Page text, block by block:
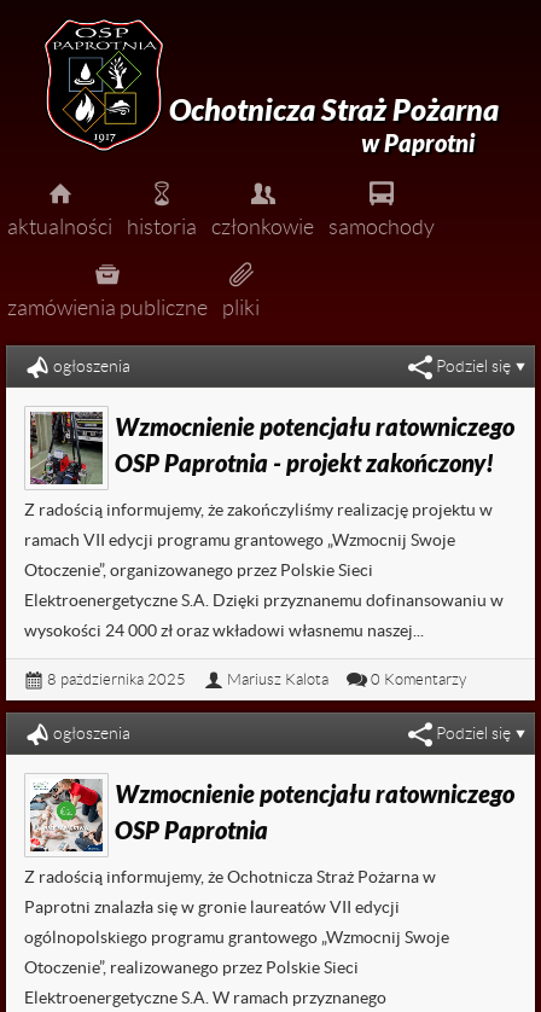
Ochotnicza Straż Pożarna
w Paprotni

aktualności
 pożary
 miejscowe zagrożenia
 ćwiczenia
 zawody
 uroczystości
 ogłoszenia
 fałszywe alarmy

historia

członkowie

 dołącz do nas!

samochody

zamówienia publiczne

pliki
ogłoszenia Podziel się
Wzmocnienie potencjału ratowniczego
OSP Paprotnia - projekt zakończony!
Z radością informujemy, że zakończyliśmy realizację projektu w
ramach VII edycji programu grantowego „Wzmocnij Swoje
Otoczenie”, organizowanego przez Polskie Sieci
Elektroenergetyczne S.A. Dzięki przyznanemu dofinansowaniu w
wysokości 24 000 zł oraz wkładowi własnemu naszej...
8 października 2025 Mariusz Kalota 0 Komentarzy
Czytaj dalej...
ogłoszenia Podziel się
Wzmocnienie potencjału ratowniczego
OSP Paprotnia
Z radością informujemy, że Ochotnicza Straż Pożarna w
Paprotni znalazła się w gronie laureatów VII edycji
ogólnopolskiego programu grantowego „Wzmocnij Swoje
Otoczenie”, realizowanego przez Polskie Sieci
Elektroenergetyczne S.A. W ramach przyznanego